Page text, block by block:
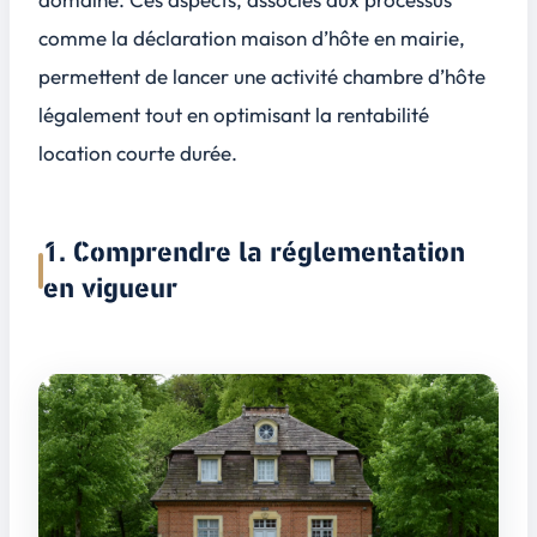
comme la déclaration maison d’hôte en mairie,
permettent de lancer une activité chambre d’hôte
légalement tout en optimisant la rentabilité
location courte durée.
1. Comprendre la réglementation
en vigueur